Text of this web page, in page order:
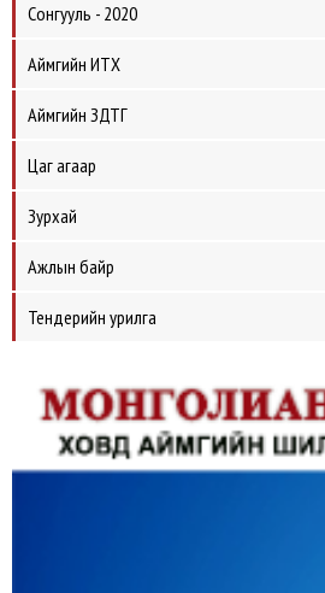
Сонгууль - 2020
Аймгийн ИТХ
Аймгийн ЗДТГ
Цаг агаар
Зурхай
Ажлын байр
Тендерийн урилга